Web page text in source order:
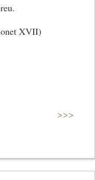
XVII)
>>>